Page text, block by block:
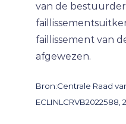
van de
faillissement van
afgewezen.
Bron:Centrale Raad